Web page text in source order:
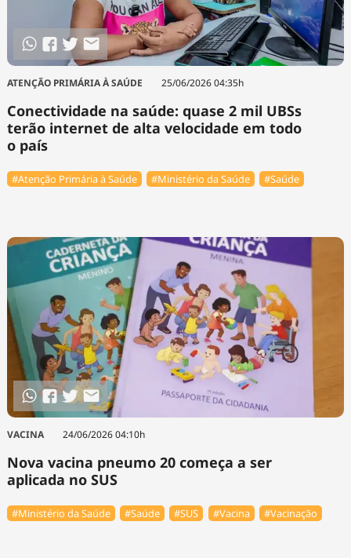
ATENÇÃO PRIMÁRIA À SAÚDE 25/06/2026 04:35h
Conectividade na saúde: quase 2 mil UBSs
terão internet de alta velocidade em todo
o país
#Atenção Primária à Saúde #Ministério da Saúde #Saúde
VACINA 24/06/2026 04:10h
Nova vacina pneumo 20 começa a ser
aplicada no SUS
#Ministério da Saúde #Saúde #SUS #Vacina #Vacinação